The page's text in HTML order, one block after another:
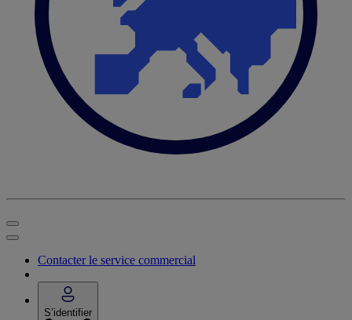
Contacter le service commercial
S’identifier